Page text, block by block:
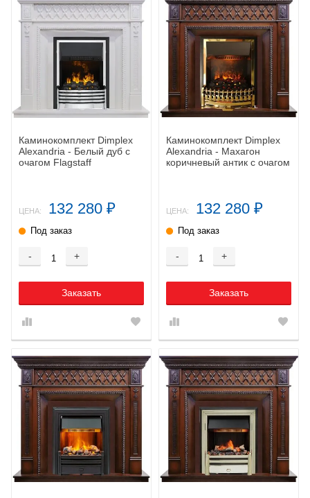
Каминокомплект Dimplex
Alexandria - Белый дуб с
очагом Flagstaff
ЦЕНА: 132 280 ₽
Под заказ
- +
Заказать
Каминокомплект Dimplex
Alexandria - Махагон
коричневый антик с очагом
ЦЕНА: 132 280 ₽
Под заказ
- +
Заказать